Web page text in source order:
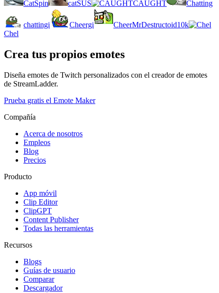
CatSpin catSUS CAUGHT Chatting
chattingi Cheergi
CheerMrDestructoid10k
Chel
Crea tus propios emotes
Diseña emotes de Twitch personalizados con el creador de emotes
de StreamLadder.
Prueba gratis el Emote Maker
Compañía
Acerca de nosotros
Empleos
Blog
Precios
Producto
App móvil
Clip Editor
ClipGPT
Content Publisher
Todas las herramientas
Recursos
Blogs
Guías de usuario
Comparar
Descargador